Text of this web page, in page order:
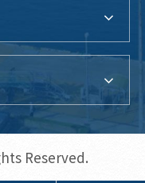
Reserved.